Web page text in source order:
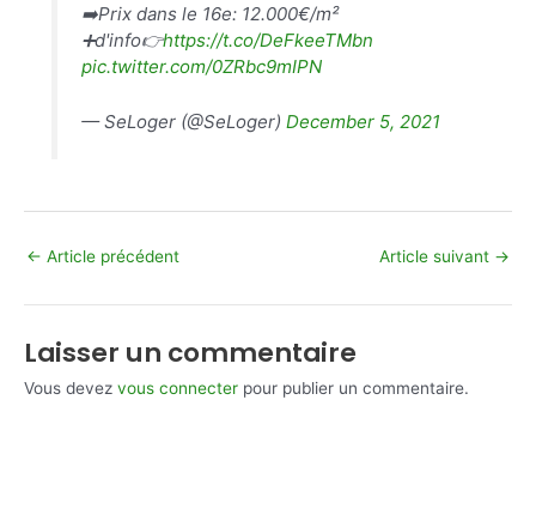
➡️Prix dans le 16e: 12.000€/m²
➕d'info👉https://t.co/DeFkeeTMbn
pic.twitter.com/0ZRbc9mIPN
— SeLoger (@SeLoger) December 5, 2021
← Article précédent Article suivant →
Laisser un commentaire
Vous devez vous connecter pour publier un commentaire.